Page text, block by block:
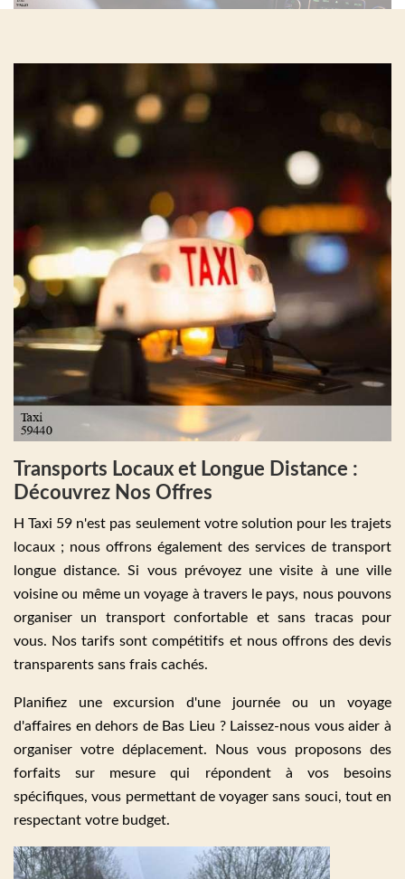
Transports Locaux et Longue Distance :
Découvrez Nos Offres
H Taxi 59 n'est pas seulement votre solution pour les trajets
locaux ; nous offrons également des services de transport
longue distance. Si vous prévoyez une visite à une ville
voisine ou même un voyage à travers le pays, nous pouvons
organiser un transport confortable et sans tracas pour
vous. Nos tarifs sont compétitifs et nous offrons des devis
transparents sans frais cachés.
Planifiez une excursion d'une journée ou un voyage
d'affaires en dehors de Bas Lieu ? Laissez-nous vous aider à
organiser votre déplacement. Nous vous proposons des
forfaits sur mesure qui répondent à vos besoins
spécifiques, vous permettant de voyager sans souci, tout en
respectant votre budget.